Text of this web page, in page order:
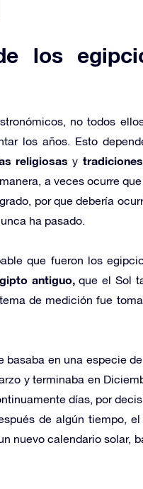
los
no todos
los años. Esto
religiosas y
a veces ocurre
por que debería
ha pasado.
que fueron los
antiguo,que el Sol
de medición fue
basaba en una especie de
y terminaba en
días, por
de algún tiempo,
nuevo calendario solar,